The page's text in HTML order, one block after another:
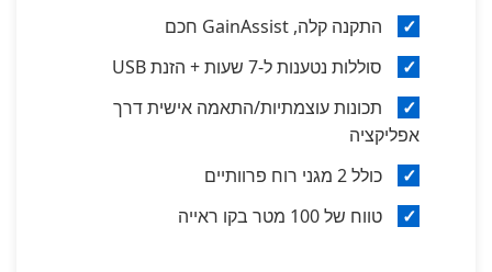
✓
התקנה קלה, GainAssist חכם
✓
סוללות נטענות ל-7 שעות + הזנת USB
✓
תכונות עוצמתיות/התאמה אישית דרך
אפליקציה
✓
כולל 2 מגני רוח פרוותיים
✓
טווח של 100 מטר בקו ראייה